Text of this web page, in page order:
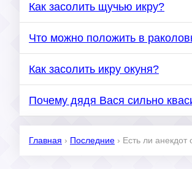
Как засолить щучью икру?
Что можно положить в
Как засолить икру окуня?
Почему дядя Вася сильно
Главная › Последние › Есть ли